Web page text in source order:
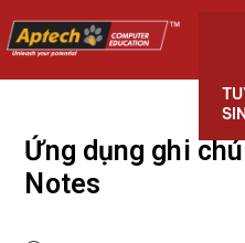
Ứng dụng ghi
Notes